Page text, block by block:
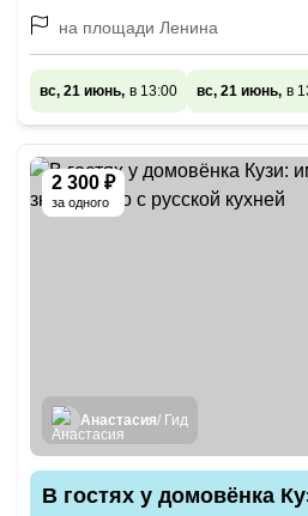
на площади Ленина
вс, 21 июнь, в 13:00 вс, 21 июнь, в
2 300 ₽
за одного
Анастасия/ Гид
В гостях у домовёнка